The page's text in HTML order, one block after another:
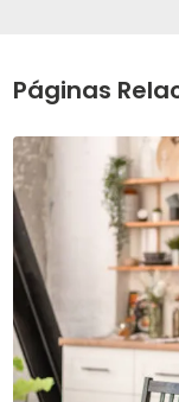
Páginas